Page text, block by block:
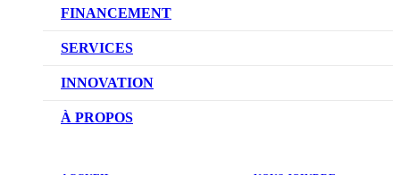
CONFIGUREZ VOTRE VÉHICULE
RÉSERVEZ UN ESSAI ROUTIER
DEMANDEZ UN PRIX
FINANCEMENT
NOTRE DIFFÉRENCE
DEMANDE DE CRÉDIT AUTO
SERVICES
NOTRE PROMESSE
PRENDRE UN RENDEZ-VOUS
INNOVATION
TECHNOLOGIE SKYACTIV
À PROPOS